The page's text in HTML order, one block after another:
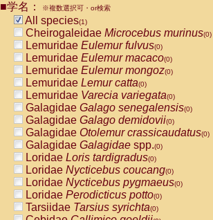
CebidaeCebus nigrivittatus
CebidaeCebus
CebidaeSaimiri boliviensis(0)
CebidaeSaimiri sciureus(0)
AtelidaeAlouatta caraya(0)
AtelidaeAlouatta fusca(0)
AtelidaeAlouatta seniculus
AtelidaeAlouattaspp.(0)
AtelidaeAteles belzebuth(0)
AtelidaeAteles geoffroyi(0)
AtelidaeAteles paniscus(0)
AtelidaeAtelesspp.(0)
Atelidae Lagothrix lagothricha
AtelidaeLagothrix lagothricha cana
PitheciidaeCacajao calvus
PitheciidaeCallicebus cupreus
PitheciidaeCallicebus donacophilus
■学名： ※複数選択可・or検索
All species(1)
Cheirogaleidae Microcebus murinus(0)
Lemuridae Eulemur fulvus(0)
Lemuridae Eulemur macaco(0)
Lemuridae Eulemur mongoz(0)
Lemuridae Lemur catta(0)
Lemuridae Varecia variegata(0)
Galagidae Galago senegalensis(0)
Galagidae Galago demidovii(0)
Galagidae Otolemur crassicaudatus(0)
Galagidae Galagidae spp.(0)
Loridae Loris tardigradus(0)
Loridae Nycticebus coucang(0)
Loridae Nycticebus pygmaeus(0)
Loridae Perodicticus potto(0)
Tarsiidae Tarsius syrichta(0)